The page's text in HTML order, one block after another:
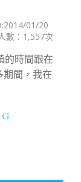
2014/01/20
數：1,557次
的時間跟在
期間，我在